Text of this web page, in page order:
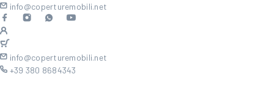
info@coperturemobili.net
info@coperturemobili.net
+39 380 8684343